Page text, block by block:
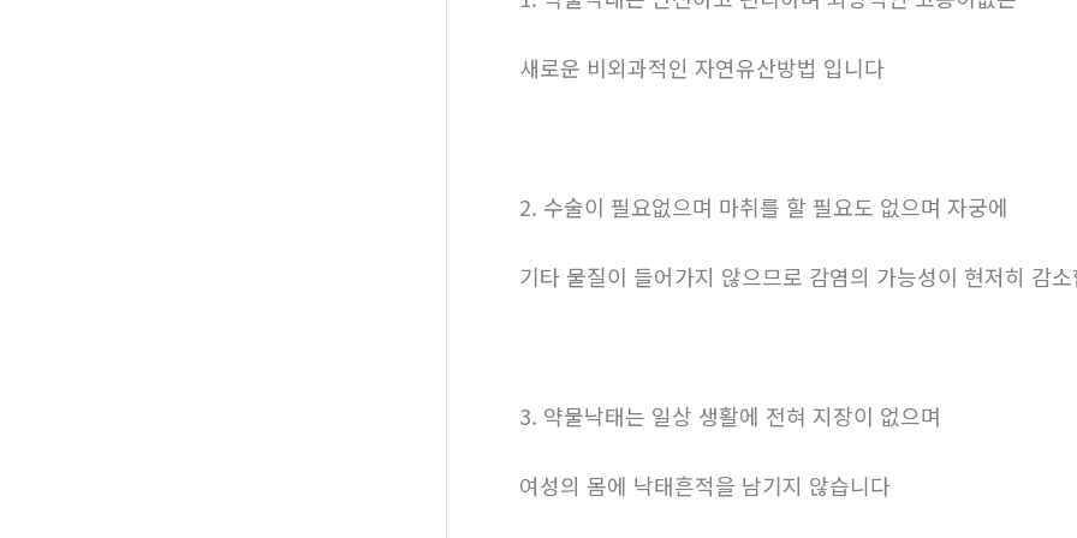
새로운 비외과적인 자연유산방법 입니다
2. 수술이 필요없으며 마취를 할 필요도 없으며 자궁에
기타 물질이 들어가지 않으므로 감염의 가능성이 현저히 감
3. 약물낙태는 일상 생활에 전혀 지장이 없으며
여성의 몸에 낙태흔적을 남기지 않습니다